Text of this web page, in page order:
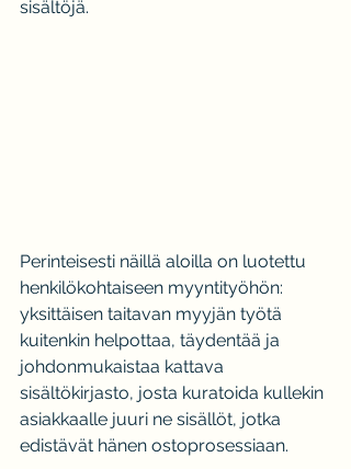
sisältöjä.
Perinteisesti näillä aloilla on luotettu
henkilökohtaiseen myyntityöhön:
yksittäisen taitavan myyjän työtä
kuitenkin helpottaa, täydentää ja
johdonmukaistaa kattava
sisältökirjasto, josta kuratoida kullekin
asiakkaalle juuri ne sisällöt, jotka
edistävät hänen ostoprosessiaan.